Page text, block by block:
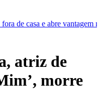
nas quartas
atriz de
morre